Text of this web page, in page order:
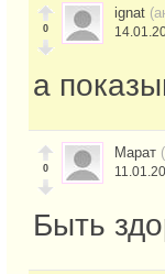
0
ignat
а
0
Марат
Быть